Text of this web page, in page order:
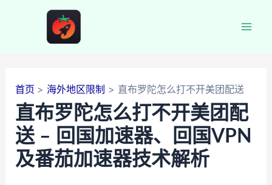
首页 海外地区限制 直布罗陀怎么打不开美团配送
直布罗陀怎么打不开美团配
送 – 回国加速器、回国VPN
及番茄加速器技术解析